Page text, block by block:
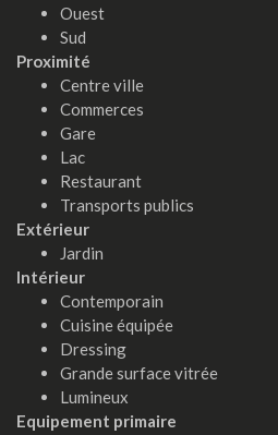
Ouest
Sud
Proximité
Centre ville
Commerces
Gare
Lac
Restaurant
Transports publics
Extérieur
Jardin
Intérieur
Contemporain
Cuisine équipée
Dressing
Grande surface vitrée
Lumineux
Equipement primaire